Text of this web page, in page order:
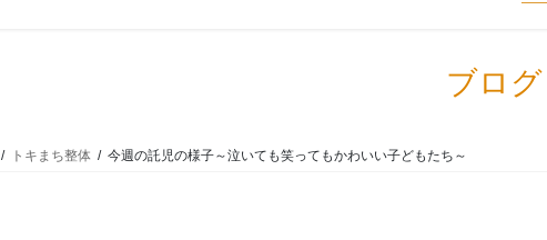
ブログ
トキまち整体 今週の託児の様子～泣いても笑ってもかわいい子どもたち～